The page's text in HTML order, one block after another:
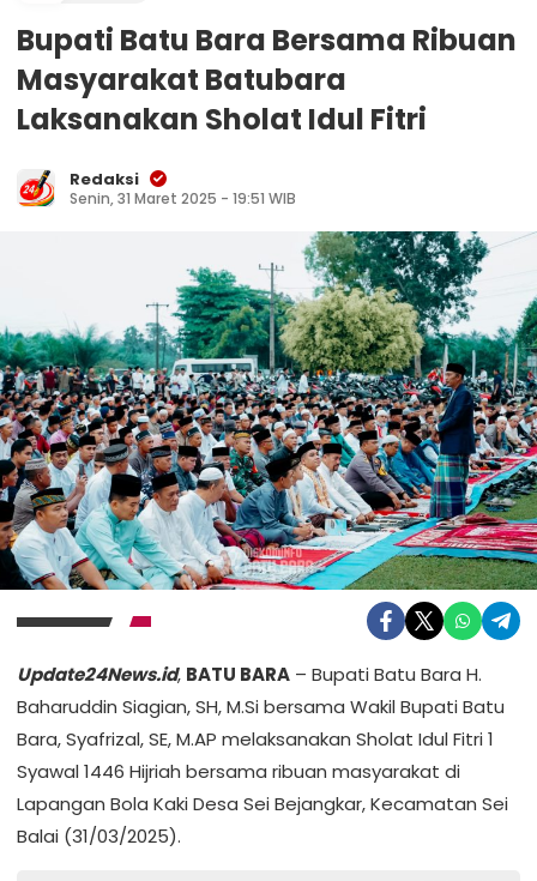
Bupati Batu Bara Bersama Ribuan
Masyarakat Batubara
Laksanakan Sholat Idul Fitri
Redaksi
Senin, 31 Maret 2025 - 19:51 WIB
Update24News.id, BATU BARA – Bupati Batu Bara H.
Baharuddin Siagian, SH, M.Si bersama Wakil Bupati Batu
Bara, Syafrizal, SE, M.AP melaksanakan Sholat Idul Fitri 1
Syawal 1446 Hijriah bersama ribuan masyarakat di
Lapangan Bola Kaki Desa Sei Bejangkar, Kecamatan Sei
Balai (31/03/2025).